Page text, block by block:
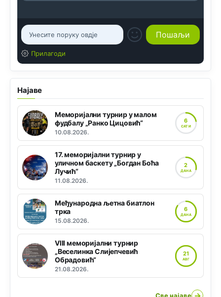
Прилагоди
Најаве
Меморијални турнир у малом
фудбалу „Ранко Цицовић“
10.08.2026.
6
САТИ
17. меморијални турнир у
уличном баскету „Богдан Боћа
Лучић“
11.08.2026.
2
ДАНА
Међународна љетна биатлон
трка
15.08.2026.
6
ДАНА
VIII меморијални турнир
„Веселинка Слијепчевић
Обрадовић“
21.08.2026.
21
АВГ
Све најаве